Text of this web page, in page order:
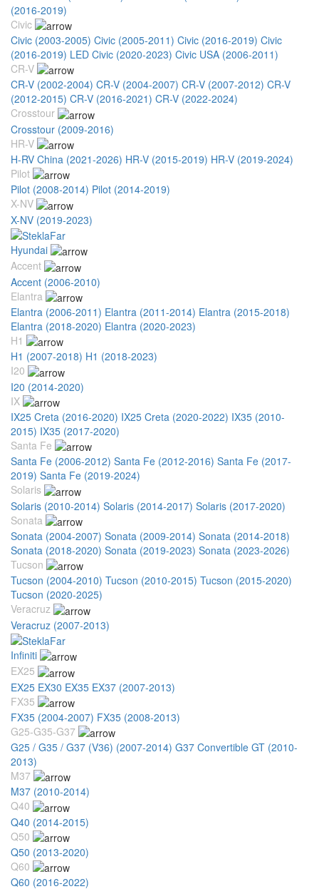
(2016-2019)
Civic
Civic (2003-2005) Civic (2005-2011) Civic (2016-2019) Civic
(2016-2019) LED Civic (2020-2023) Civic USA (2006-2011)
CR-V
CR-V (2002-2004) CR-V (2004-2007) CR-V (2007-2012) CR-V
(2012-2015) CR-V (2016-2021) CR-V (2022-2024)
Crosstour
Crosstour (2009-2016)
HR-V
H-RV China (2021-2026) HR-V (2015-2019) HR-V (2019-2024)
Pilot
Pilot (2008-2014) Pilot (2014-2019)
X-NV
X-NV (2019-2023)
Hyundai
Accent
Accent (2006-2010)
Elantra
Elantra (2006-2011) Elantra (2011-2014) Elantra (2015-2018)
Elantra (2018-2020) Elantra (2020-2023)
H1
H1 (2007-2018) H1 (2018-2023)
I20
I20 (2014-2020)
IX
IX25 Creta (2016-2020) IX25 Creta (2020-2022) IX35 (2010-
2015) IX35 (2017-2020)
Santa Fe
Santa Fe (2006-2012) Santa Fe (2012-2016) Santa Fe (2017-
2019) Santa Fe (2019-2024)
Solaris
Solaris (2010-2014) Solaris (2014-2017) Solaris (2017-2020)
Sonata
Sonata (2004-2007) Sonata (2009-2014) Sonata (2014-2018)
Sonata (2018-2020) Sonata (2019-2023) Sonata (2023-2026)
Tucson
Tucson (2004-2010) Tucson (2010-2015) Tucson (2015-2020)
Tucson (2020-2025)
Veracruz
Veracruz (2007-2013)
Infiniti
EX25
EX25 EX30 EX35 EX37 (2007-2013)
FX35
FX35 (2004-2007) FX35 (2008-2013)
G25-G35-G37
G25 / G35 / G37 (V36) (2007-2014) G37 Convertible GT (2010-
2013)
M37
M37 (2010-2014)
Q40
Q40 (2014-2015)
Q50
Q50 (2013-2020)
Q60
Q60 (2016-2022)